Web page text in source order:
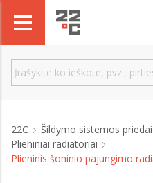
22C Šildymo sistemos priedai
Plieniniai radiatoriai
Plieninis šoninio pajungimo